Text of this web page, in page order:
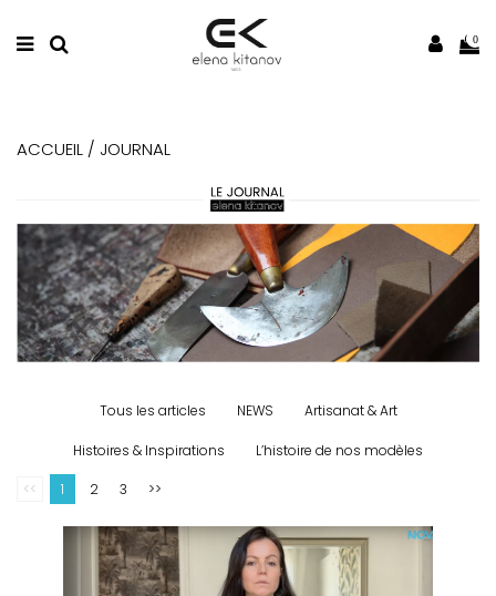
0
ACCUEIL / JOURNAL
Tous les articles NEWS Artisanat & Art
Histoires & Inspirations L’histoire de nos modèles
<< 1 2 3 >>